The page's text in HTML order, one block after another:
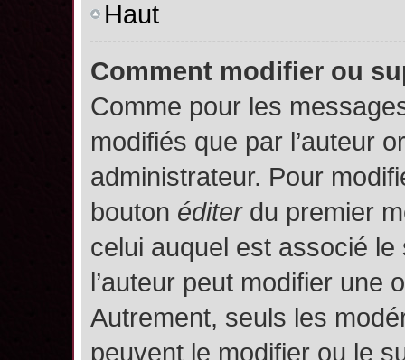
Haut
Comment modifier ou
Comme pour les
modifiés que par l’auteur
administrateur. Pour
bouton éditerdu premier
celui auquel est associé le
l’auteur peut modifier une
Autrement, seuls les
peuvent le modifier ou le